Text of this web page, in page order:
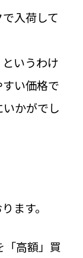
入荷して
いうわけ
い価格で
かがでし
ます。
高額」買